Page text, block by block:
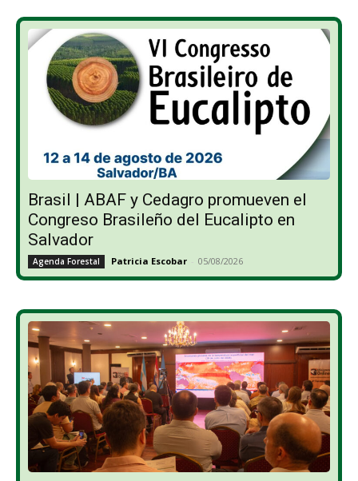
Brasil | ABAF y Cedagro promueven el
Congreso Brasileño del Eucalipto en
Salvador
Agenda Forestal Patricia Escobar - 05/08/2026